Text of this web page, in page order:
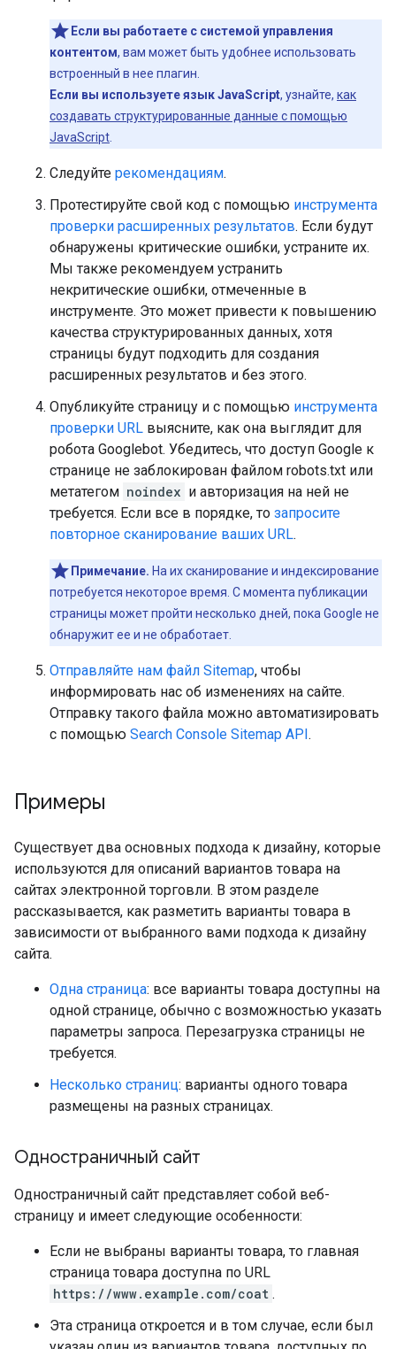
Если вы работаете с системой управления
контентом, вам может быть удобнее использовать
встроенный в нее плагин.
Если вы используете язык JavaScript, узнайте, как
создавать структурированные данные с помощью
JavaScript
Следуйте рекомендациям.
Протестируйте свой код с помощью инструмента
проверки расширенных результатов. Если будут
обнаружены критические ошибки, устраните их.
Мы также рекомендуем устранить
некритические ошибки, отмеченные в
инструменте. Это может привести к повышению
качества структурированных данных, хотя
страницы будут подходить для создания
расширенных результатов и без этого.
Опубликуйте страницу и с помощью инструмента
проверки URL выясните, как она выглядит для
робота Googlebot. Убедитесь, что доступ Google к
странице не заблокирован файлом robots.txt или
метатегом noindex и авторизация на ней не
требуется. Если все в порядке, то запросите
повторное сканирование ваших URL.
Примечание. На их сканирование и индексирование
потребуется некоторое время. С момента публикации
страницы может пройти несколько дней, пока Google не
обнаружит ее и не обработает.
Отправляйте нам файл Sitemap, чтобы
информировать нас об изменениях на сайте.
Отправку такого файла можно автоматизировать
с помощью Search Console Sitemap API.
Примеры
Существует два основных подхода к дизайну, которые
используются для описаний вариантов товара на
сайтах электронной торговли. В этом разделе
рассказывается, как разметить варианты товара в
зависимости от выбранного вами подхода к дизайну
сайта.
Одна страница: все варианты товара доступны на
одной странице, обычно с возможностью указать
параметры запроса. Перезагрузка страницы не
требуется.
Несколько страниц: варианты одного товара
размещены на разных страницах.
Одностраничный сайт
Одностраничный сайт представляет собой веб-
страницу и имеет следующие особенности:
Если не выбраны варианты товара, то главная
страница товара доступна по URL
https://www.example.com/coat .
Эта страница откроется и в том случае, если был